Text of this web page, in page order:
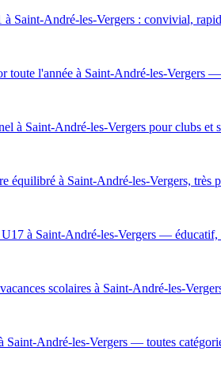
Saint-André-les-Vergers : convivial,
toute l'année à Saint-André-les-Vergers —
à Saint-André-les-Vergers pour clubs et
équilibré à Saint-André-les-Vergers, très
à Saint-André-les-Vergers —
scolaires à Saint-André-les-
Saint-André-les-Vergers — toutes